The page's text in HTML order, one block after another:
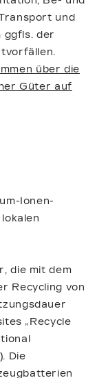
und
ggfls. der
über die
Güter auf
Ionen-
die mit dem
Recycling von
„Recycle
Die